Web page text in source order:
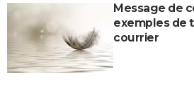
Message de
exemples de
courrier